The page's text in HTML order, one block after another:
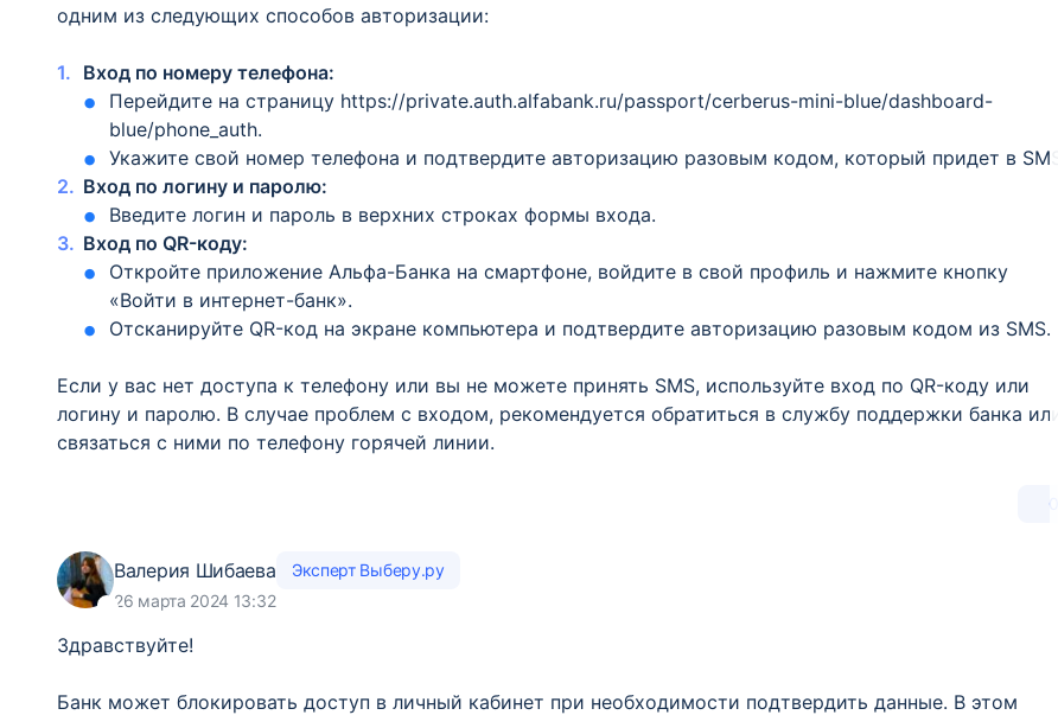
одним из следующих способов авторизации:
Вход по номеру телефона:
Перейдите на страницу https://private.auth.alfabank.ru/passport/cerberus-mini-blue/dashboard-
blue/phone_auth.
Укажите свой номер телефона и подтвердите авторизацию разовым кодом, который придет в SMS.
Вход по логину и паролю:
Введите логин и пароль в верхних строках формы входа.
Вход по QR-коду:
Откройте приложение Альфа-Банка на смартфоне, войдите в свой профиль и нажмите кнопку
«Войти в интернет-банк».
Отсканируйте QR-код на экране компьютера и подтвердите авторизацию разовым кодом из SMS.
Если у вас нет доступа к телефону или вы не можете принять SMS, используйте вход по QR-коду или
логину и паролю. В случае проблем с входом, рекомендуется обратиться в службу поддержки банка или
связаться с ними по телефону горячей линии.
0
Валерия Шибаева
Эксперт Выберу.ру
26 марта 2024 13:32
Здравствуйте!
Банк может блокировать доступ в личный кабинет при необходимости подтвердить данные. В этом